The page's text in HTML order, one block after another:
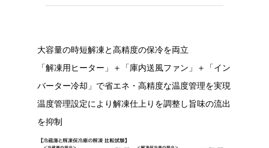
大容量の時短解凍と高精度の保冷を両立
「解凍用ヒーター」＋「庫内送風ファン」＋「イン
バーター冷却」で省エネ・高精度な温度管理を実現
温度管理設定により解凍仕上りを調整し旨味の流出
を抑制